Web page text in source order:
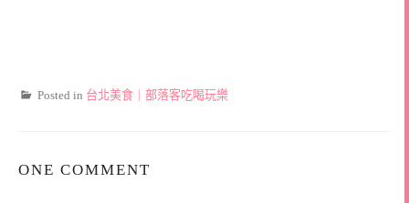
Posted in 台北美食｜部落客吃喝玩樂
ONE COMMENT